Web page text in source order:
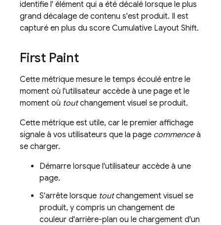
identifie l' élément qui a été décalé lorsque le plus
grand décalage de contenu s'est produit. Il est
capturé en plus du score Cumulative Layout Shift.
First Paint
Cette métrique mesure le temps écoulé entre le
moment où l'utilisateur accède à une page et le
moment où toutchangement visuel se produit.
Cette métrique est utile, car le premier affichage
signale à vos utilisateurs que la page commenceà
se charger.
Démarre lorsque l'utilisateur accède à une
page.
S'arrête lorsque toutchangement visuel se
produit, y compris un changement de
couleur d'arrière-plan ou le chargement d'un